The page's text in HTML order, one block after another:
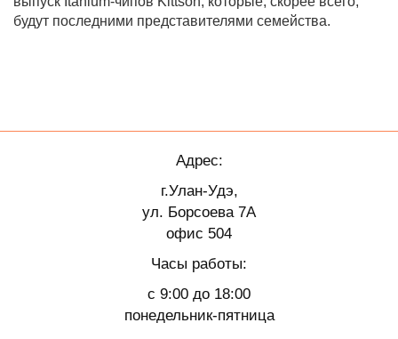
будут последними представителями семейства.
Адрес:
г.Улан-Удэ,
ул. Борсоева 7А
офис 504
Часы работы:
с 9:00 до 18:00
понедельник-пятница